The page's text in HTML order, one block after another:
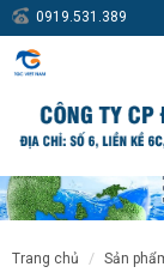
0919.531.389
trang chủ sản